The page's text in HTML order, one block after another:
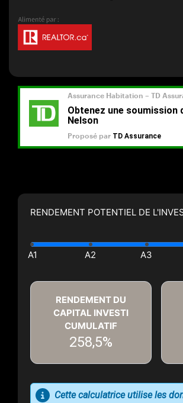
RENDEMENT POTENTIEL DE
RENDEMENT DU
CAPITAL INVESTI
CUMULATIF
258,5%
Cette calculatrice utilise les